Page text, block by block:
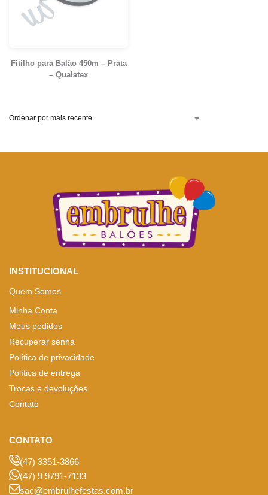
Fitilho para Balão 450m – Prata
– Qualatex
INSTITUCIONAL
Quem Somos
Minha Conta
Meus pedidos
Recuperar senha
Política de privacidade
Política de entrega
Trocas e devoluções
Contato
CONTATO
(47) 3351-3866
(47) 9 9791-7133
sac@embrulhefestas.com.br